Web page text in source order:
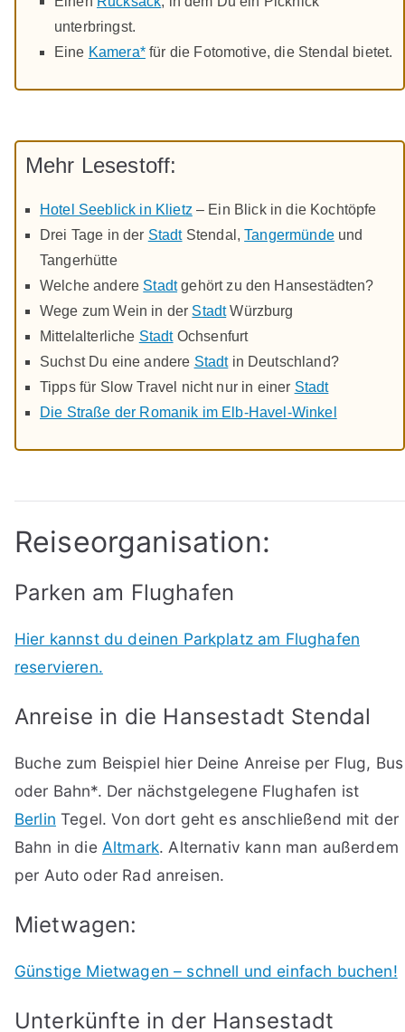
unterbringst.
Eine Kamera*für die Fotomotive, die Stendal bietet.
Mehr Lesestoff:
Hotel Seeblick in Klietz – Ein Blick in die Kochtöpfe
Drei Tage in der StadtStendal,Tangermündeund
Tangerhütte
Welche andere Stadtgehört zu den Hansestädten?
Wege zum Wein in der StadtWürzburg
Mittelalterliche StadtOchsenfurt
Suchst Du eine andere Stadtin Deutschland?
Tipps für Slow Travel nicht nur in einer Stadt
Die Straße der Romanik im Elb-Havel-Winkel
Reiseorganisation:
Parken am Flughafen
Hier kannst du deinen Parkplatz am Flughafen
reservieren.
Anreise in die Hansestadt Stendal
Buche zum Beispiel hier Deine Anreise per Flug, Bus
oder Bahn*. Der nächstgelegene Flughafen ist
Berlin Tegel. Von dort geht es anschließend mit der
Bahn in die Altmark. Alternativ kann man außerdem
per Auto oder Rad anreisen.
Mietwagen:
Günstige Mietwagen – schnell und einfach buchen!
Unterkünfte in der Hansestadt